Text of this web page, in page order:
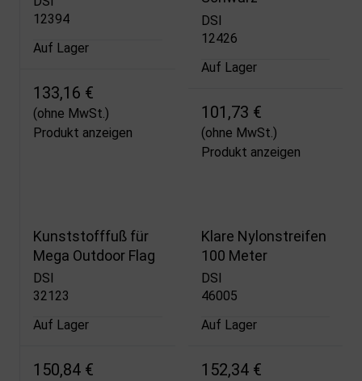
12394
Auf Lager
133,16 €
(ohne MwSt.)
Produkt anzeigen
DSI
12426
Auf Lager
101,73 €
(ohne MwSt.)
Produkt anzeigen
Kunststofffuß für
Mega Outdoor Flag
DSI
32123
Auf Lager
150,84 €
Klare Nylonstreifen
100 Meter
DSI
46005
Auf Lager
152,34 €